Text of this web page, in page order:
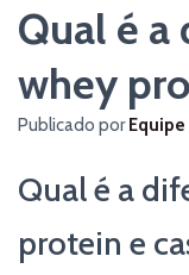
Qual é a
whey
Publicado porEquipe
Qual é a
protein e